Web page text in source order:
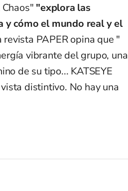
"explora las
y cómo el mundo real y el
PAPER opina que "
vibrante del grupo, una
de su tipo... KATSEYE
distintivo. No hay una